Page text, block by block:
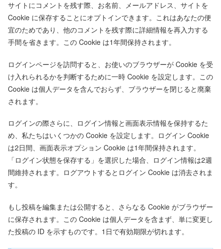
サイトにコメントを残す際、お名前、メールアドレス、サイトを
Cookie に保存することにオプトインできます。これはあなたの便
宜のためであり、他のコメントを残す際に詳細情報を再入力する
手間を省きます。この Cookie は1年間保持されます。
ログインページを訪問すると、お使いのブラウザーが Cookie を受
け入れられるかを判断するために一時 Cookie を設定します。この
Cookie は個人データを含んでおらず、ブラウザーを閉じると廃棄
されます。
ログインの際さらに、ログイン情報と画面表示情報を保持するた
め、私たちはいくつかの Cookie を設定します。ログイン Cookie
は2日間、画面表示オプション Cookie は1年間保持されます。
「ログイン状態を保存する」を選択した場合、ログイン情報は2週
間維持されます。ログアウトするとログイン Cookie は消去されま
す。
もし投稿を編集または公開すると、さらなる Cookie がブラウザー
に保存されます。この Cookie は個人データを含まず、単に変更し
た投稿の ID を示すものです。1日で有効期限が切れます。